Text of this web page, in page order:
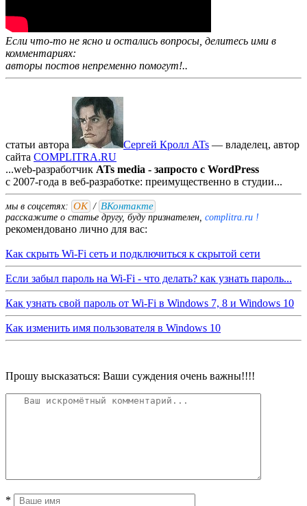
Если что-то не ясно и остались вопросы, делитесь ими в
комментариях:
авторы постов непременно помогут!..
статьи автора Сергей Кролл ATs — владелец, автор
cайта COMPLITRA.RU
...web-разработчик ATs media - запросто с WordPress
с 2007-года в веб-разработке: преимущественно в студии...
мы в соцсетях: ОК / ВКонтакте
расскажите о статье другу, буду признателен, complitra.ru !
рекомендовано лично для вас:
Как скрыть Wi-Fi сеть и подключиться к скрытой сети
Если забыл пароль на Wi-Fi - что делать? как узнать пароль...
Как узнать свой пароль от Wi-Fi в Windows 7, 8 и Windows 10
Как изменить имя пользователя в Windows 10
Прошу высказаться: Ваши суждения очень важны!!!!
*